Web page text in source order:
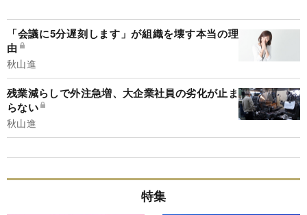
「会議に5分遅刻します」が組織を壊す本当の理
由
秋山進
残業減らしで外注急増、大企業社員の劣化が止ま
らない
秋山進
特集